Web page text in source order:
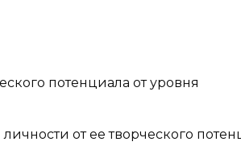
потенциала от уровня
от ее творческого